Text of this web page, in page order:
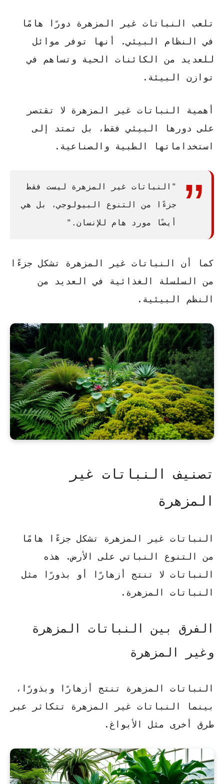
تلعب النباتات غير المزهرة دورًا هامًا
في النظام البيئي. أنها توفر موائل
للعديد من الكائنات الحية وتساهم في
توازن البيئة.
أهمية النباتات غير المزهرة لا تقتصر
على دورها البيئي فقط، بل تمتد إلى
استخداماتها الطبية والصناعية.
"النباتات غير المزهرة ليست فقط
جزءًا من التنوع البيولوجي، بل هي
أيضًا مورد هام للإنسان."
كما أن النباتات غير المزهرة تشكل جزءًا
من السلسلة الغذائية في العديد من
النظم البيئية.
تصنيف النباتات غير
المزهرة
النباتات غير المزهرة تشكل جزءًا هامًا
من التنوع النباتي على الأرض. هذه
النباتات لا تنتج أزهارًا أو بذورًا مثل
النباتات المزهرة.
الفرق بين النباتات المزهرة
وغير المزهرة
النباتات المزهرة تنتج أزهارًا وبذورًا،
بينما النباتات غير المزهرة تتكاثر عبر
طرق أخرى مثل الأبواغ.